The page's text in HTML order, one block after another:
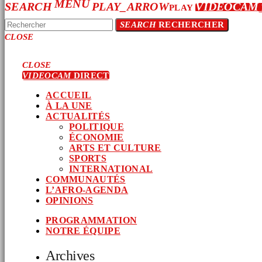
SEARCHMENUPLAY_ARROWPLAY VIDEOCAM
SEARCHRECHERCHER
CLOSE
CLOSE
VIDEOCAMDIRECT
ACCUEIL
À LA UNE
ACTUALITÉS
POLITIQUE
ÉCONOMIE
ARTS ET CULTURE
SPORTS
INTERNATIONAL
COMMUNAUTÉS
L’AFRO-AGENDA
OPINIONS
PROGRAMMATION
NOTRE ÉQUIPE
Archives